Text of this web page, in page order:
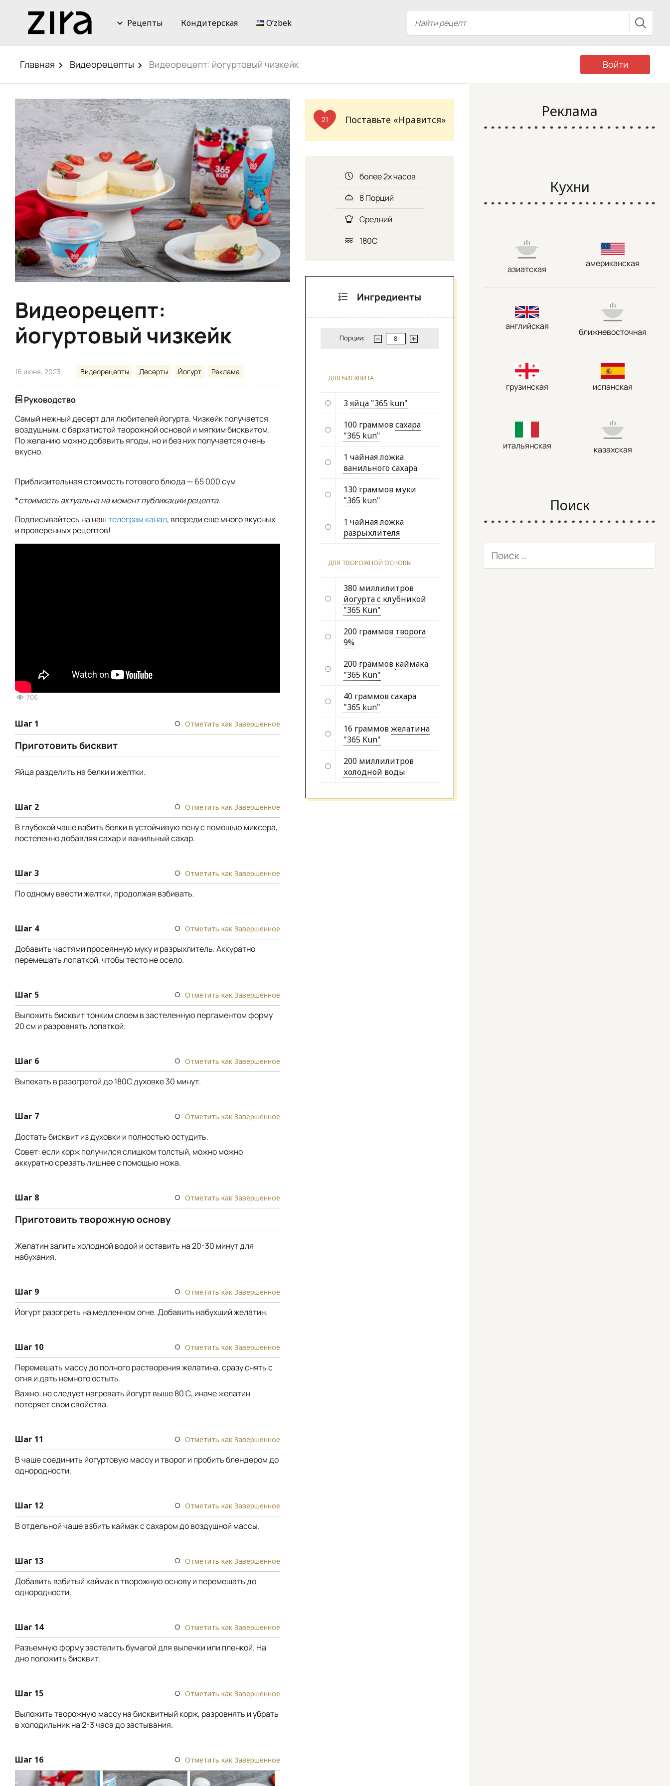
Рецепты Кондитерская Oʻzbek
Главная Видеорецепты Видеорецепт: йогуртовый чизкейк Войти
Видеорецепт:
йогуртовый чизкейк
16 июня, 2023 Видеорецепты Десерты Йогурт Реклама
Руководство
Самый нежный десерт для любителей йогурта. Чизкейк получается
воздушным, с бархатистой творожной основой и мягким бисквитом.
По желанию можно добавить ягоды, но и без них получается очень
вкусно.
Приблизительная стоимость готового блюда — 65 000 сум
*стоимость актуальна на момент публикации рецепта.
Подписывайтесь на наштелеграм канал, впереди еще много вкусных
и проверенных рецептов!
706
Шаг 1 Отметить как Завершенное
Приготовить бисквит
Яйца разделить на белки и желтки.
Шаг 2 Отметить как Завершенное
В глубокой чаше взбить белки в устойчивую пену с помощью миксера,
постепенно добавляя сахар и ванильный сахар.
Шаг 3 Отметить как Завершенное
По одному ввести желтки, продолжая взбивать.
Шаг 4 Отметить как Завершенное
Добавить частями просеянную муку и разрыхлитель. Аккуратно
перемешать лопаткой, чтобы тесто не осело.
Шаг 5 Отметить как Завершенное
Выложить бисквит тонким слоем в застеленную пергаментом форму
20 см и разровнять лопаткой.
Шаг 6 Отметить как Завершенное
Выпекать в разогретой до 180С духовке 30 минут.
Шаг 7 Отметить как Завершенное
Достать бисквит из духовки и полностью остудить.
Совет: если корж получился слишком толстый, можно можно
аккуратно срезать лишнее с помощью ножа.
Шаг 8 Отметить как Завершенное
Приготовить творожную основу
Желатин залить холодной водой и оставить на 20-30 минут для
набухания.
Шаг 9 Отметить как Завершенное
Йогурт разогреть на медленном огне. Добавить набухший желатин.
Шаг 10 Отметить как Завершенное
Перемешать массу до полного растворения желатина, сразу снять с
огня и дать немного остыть.
Важно: не следует нагревать йогурт выше 80 С, иначе желатин
потеряет свои свойства.
Шаг 11 Отметить как Завершенное
В чаше соединить йогуртовую массу и творог и пробить блендером до
однородности.
Шаг 12 Отметить как Завершенное
В отдельной чаше взбить каймак с сахаром до воздушной массы.
Шаг 13 Отметить как Завершенное
Добавить взбитый каймак в творожную основу и перемешать до
однородности.
Шаг 14 Отметить как Завершенное
Разъемную форму застелить бумагой для выпечки или пленкой. На
дно положить бисквит.
Шаг 15 Отметить как Завершенное
Выложить творожную массу на бисквитный корж, разровнять и убрать
в холодильник на 2-3 часа до застывания.
Шаг 16 Отметить как Завершенное
21 Поставьте «Нравится»
более 2х часов
8 Порций
Средний
180С
Ингредиенты
Порции:
ДЛЯ БИСКВИТА
3 яйца "365 kun"
100 граммовсахара
"365 kun"
1 чайная ложка
ванильного сахара
130 граммов муки
"365 kun"
1 чайная ложка
разрыхлителя
ДЛЯ ТВОРОЖНОЙ ОСНОВЫ
380 миллилитров
йогурта с клубникой
"365 Kun"
200 граммов творога
9%
200 граммов каймака
"365 Kun"
40 граммовсахара
"365 kun"
16 граммовжелатина
"365 Kun"
200 миллилитров
холодной воды
Реклама
Кухни
азиатская
американская
английская
ближневосточная
грузинская испанская
итальянская казахская
Поиск